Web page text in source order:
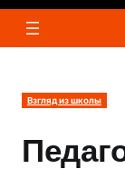
Взгляд из школы